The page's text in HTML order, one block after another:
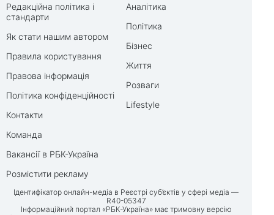
Редакційна політика і
стандарти
Як стати нашим автором
Правила користування
Правова інформація
Політика конфіденційності
Контакти
Команда
Вакансії в РБК-Україна
Розмістити рекламу
Аналітика
Політика
Бізнес
Життя
Розваги
Lifestyle
Ідентифікатор онлайн-медіа в Реєстрі суб’єктів у сфері медіа —
R40-05347
Інформаційний портал «РБК-Україна» має тримовну версію